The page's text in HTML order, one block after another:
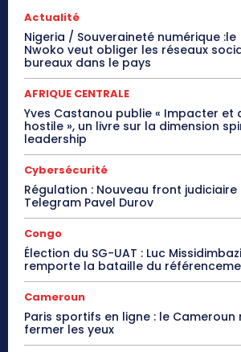
Actualité
Nigeria / Souveraineté numérique
Nwoko veut obliger les réseaux
bureaux dans le pays
AFRIQUE CENTRALE
Yves Castanou publie « Impacter et
hostile », un livre sur la dimension
leadership
Cybersécurité
Régulation : Nouveau front
Telegram Pavel Durov
Congo
Élection du SG-UAT : Luc
remporte la bataille du
Cameroun
Paris sportifs en ligne : le Cameroun
fermer les yeux